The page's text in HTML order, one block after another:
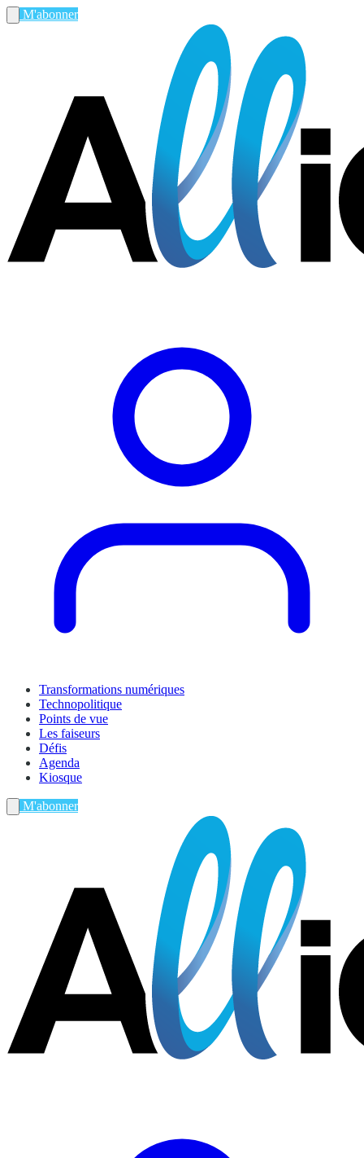
M'abonner
Transformations numériques
Technopolitique
Points de vue
Les faiseurs
Défis
Agenda
Kiosque
M'abonner